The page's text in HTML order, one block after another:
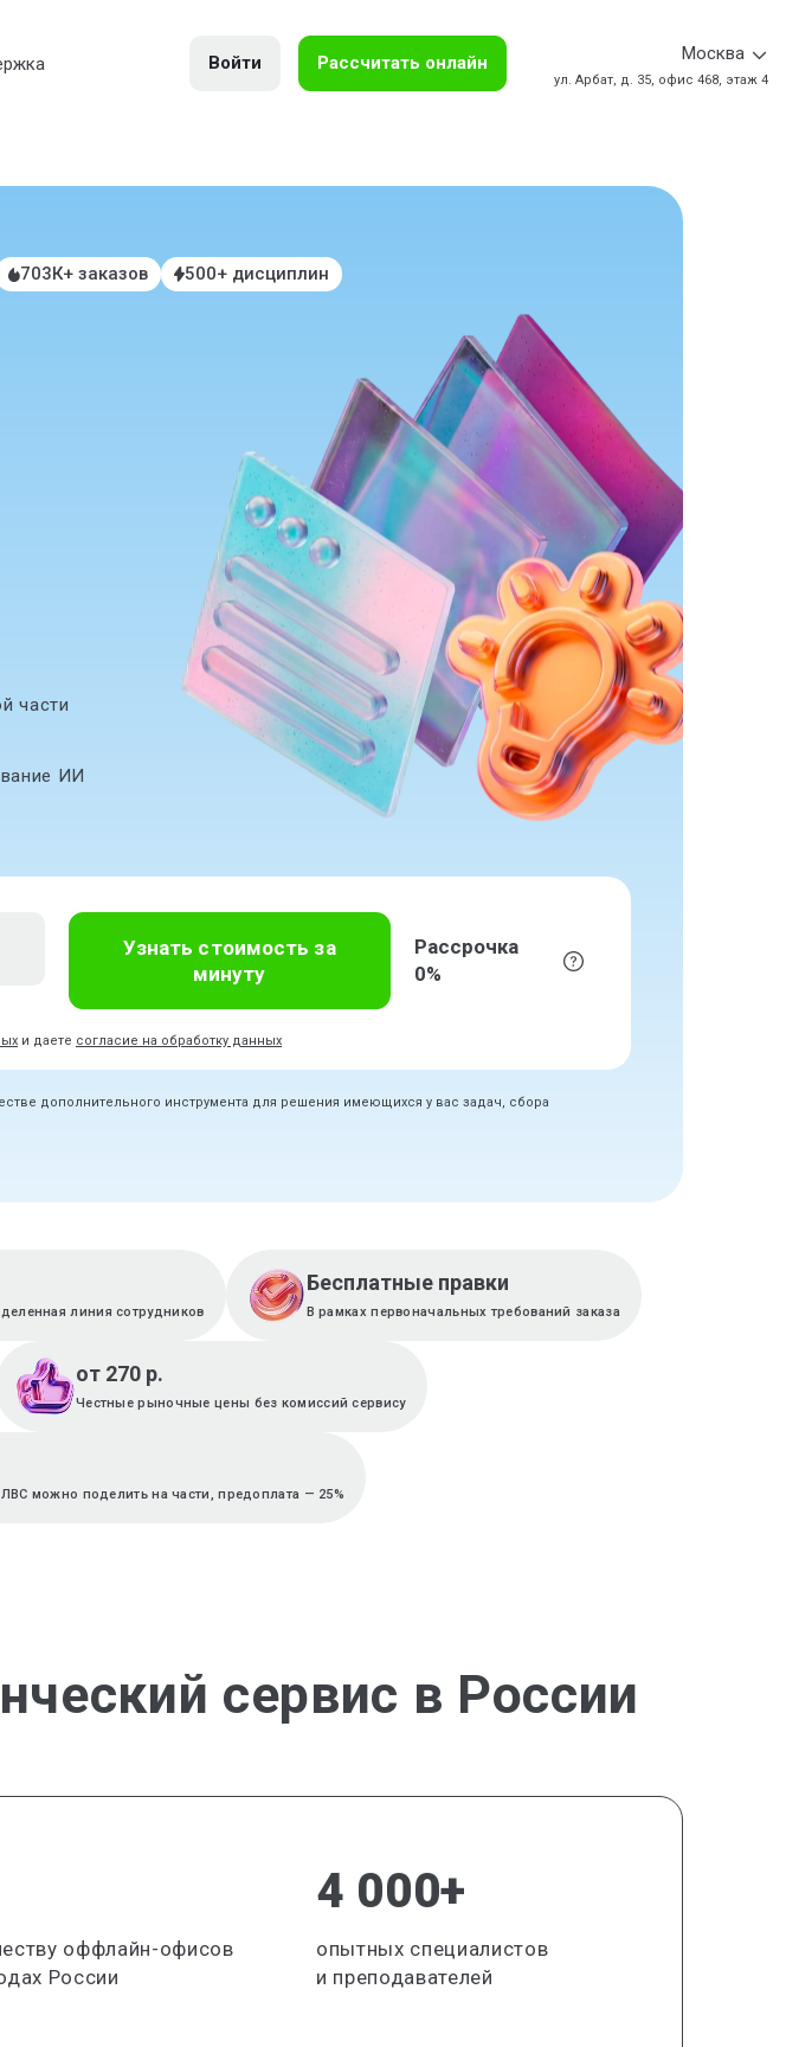
Войти Рассчитать онлайн Москва
ул. Арбат, д. 35, офис 468, этаж 4
703К+ заказов 500+ дисциплин
части
ИИ
Узнать стоимость за
минуту
Рассрочка
0%
и даете согласие на обработку данных
дополнительного инструмента для решения имеющихся у вас задач, сбора
линия сотрудников
Бесплатные правки
В рамках первоначальных требований заказа
от 270 р.
Честные рыночные цены без комиссий сервису
можно поделить на части, предоплата — 25%
сервис в России
оффлайн-офисов
России
4 000+
опытных специалистов
и преподавателей